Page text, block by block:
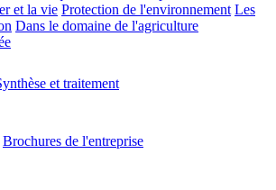
et la vie Protection de l'environnement Les
Dans le domaine de l'agriculture
et traitement
Brochures de l'entreprise